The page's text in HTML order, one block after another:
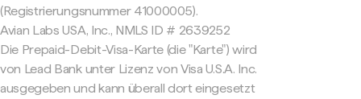
(Registrierungsnummer 41000005).
Avian Labs USA, Inc., NMLS ID # 2639252
Die Prepaid-Debit-Visa-Karte (die "Karte") wird
von Lead Bank unter Lizenz von Visa U.S.A. Inc.
ausgegeben und kann überall dort eingesetzt